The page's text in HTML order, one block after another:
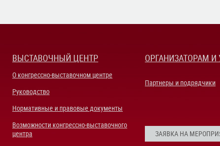
ВЫСТАВОЧНЫЙ ЦЕНТР
О конгрессно-выставочном центре
Руководство
Нормативные и правовые документы
Возможности конгрессно-выставочного
центра
ОРГАНИЗАТОРАМ
Партнеры и подрядчики
ЗАЯВКА НА